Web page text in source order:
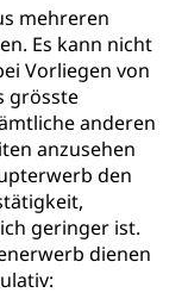
mehreren
Es kann nicht
Vorliegen von
grösste
anderen
anzusehen
den
geringer ist.
dienen
Luzern)
Luzern)
(WAS